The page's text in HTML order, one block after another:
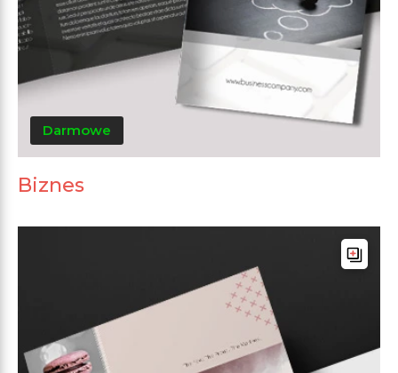
Darmowe
Biznes